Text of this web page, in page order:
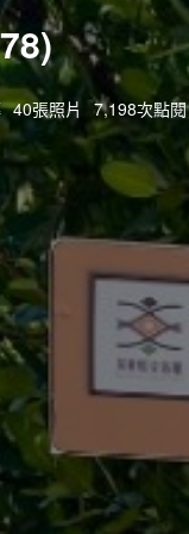
40張照片 7,198次點閱